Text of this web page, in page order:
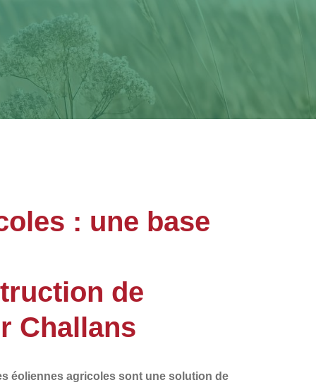
: une base
de
Challans
éoliennes agricoles sont une solution de